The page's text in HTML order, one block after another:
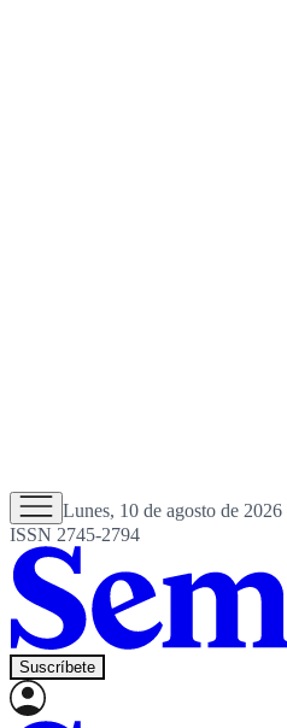
Lunes, 10 de agosto de 2026
ISSN 2745-2794
Suscríbete